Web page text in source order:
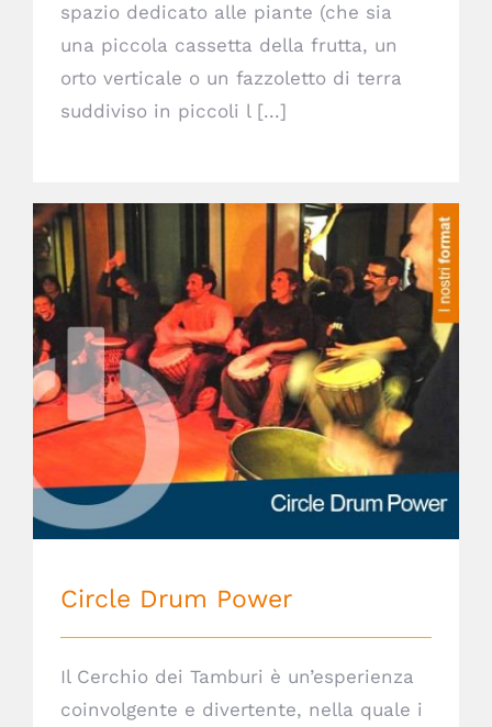
spazio dedicato alle piante (che sia
una piccola cassetta della frutta, un
orto verticale o un fazzoletto di terra
suddiviso in piccoli l [...]
Circle Drum Power
Circle Drum Power
Il Cerchio dei Tamburi è un’esperienza
coinvolgente e divertente, nella quale i